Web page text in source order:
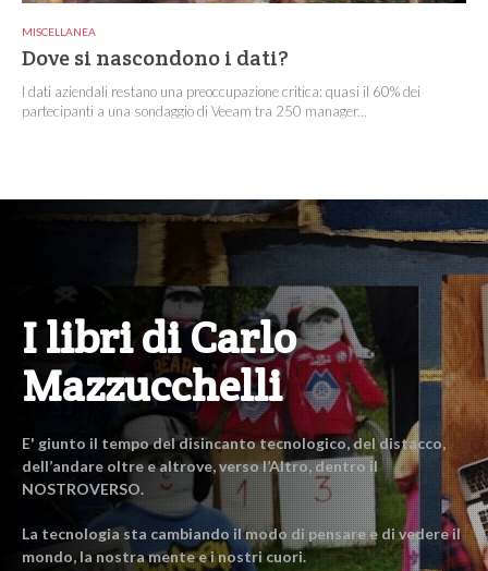
MISCELLANEA
Dove si nascondono i dati?
I dati aziendali restano una preoccupazione critica: quasi il 60% dei
partecipanti a una sondaggio di Veeam tra 250 manager...
I libri di Carlo
Mazzucchelli
E' giunto il tempo del disincanto tecnologico, del distacco,
dell’andare oltre e altrove, verso l’Altro, dentro il
NOSTROVERSO.
La tecnologia sta cambiando il modo di pensare e di vedere il
mondo, la nostra mente e i nostri cuori.